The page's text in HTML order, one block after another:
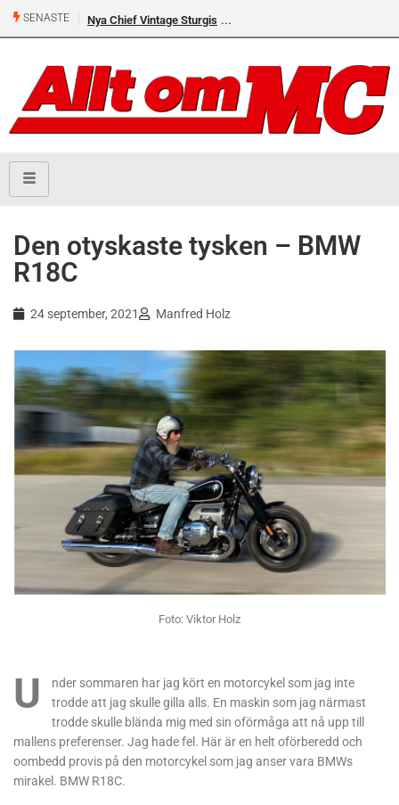
SENASTE Nya Chief Vintage Sturgis
Den otyskaste tysken – BMW
R18C
24 september, 2021 Manfred Holz
Foto: Viktor Holz
U
nder sommaren har jag kört en motorcykel som jag inte
trodde att jag skulle gilla alls. En maskin som jag närmast
trodde skulle blända mig med sin oförmåga att nå upp till
mallens preferenser. Jag hade fel. Här är en helt oförberedd och
oombedd provis på den motorcykel som jag anser vara BMWs
mirakel. BMW R18C.